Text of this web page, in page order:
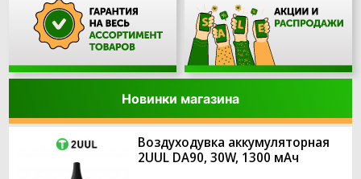
Новинки магазина
Воздуходувка аккумуляторная
2UUL DA90, 30W, 1300 мАч